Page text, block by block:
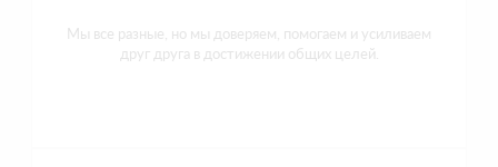
Мы все разные, но мы доверяем, помогаем и усиливаем
друг друга в достижении общих целей.